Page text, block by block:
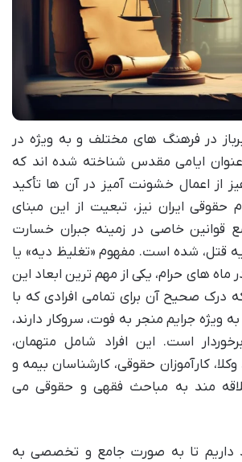
در فرهنگ های مختلف و به ویژه در
ایامی مقدس شناخته شده اند که
از اعمال خشونت آمیز در آن ها تأکید
حقوقی ایران نیز، تبعیت از این مبنای
قوانین خاصی در زمینه جبران خسارت
قتل، شده است. مفهوم «تغلیظ دیه» یا
ماه های حرام، یکی از مهم ترین ابعاد این
درک صحیح آن برای تمامی افرادی که با
ویژه جرایم منجر به فوت، سروکار دارند،
است. این افراد شامل متهمان،
کارآموزان حقوقی، کارشناسان بیمه و
مند به مباحث فقهی و حقوقی می
داریم تا به صورت جامع و تخصصی به